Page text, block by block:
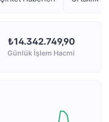
₺14.342.749,90
Günlük İşlem Hacmi